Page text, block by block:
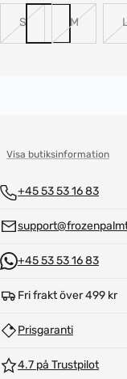
S M
Visa butiksinformation
+45 53 53 16 83
+45 53 53 16 83
Fri frakt över 499 kr
Prisgaranti
4.7 på Trustpilot